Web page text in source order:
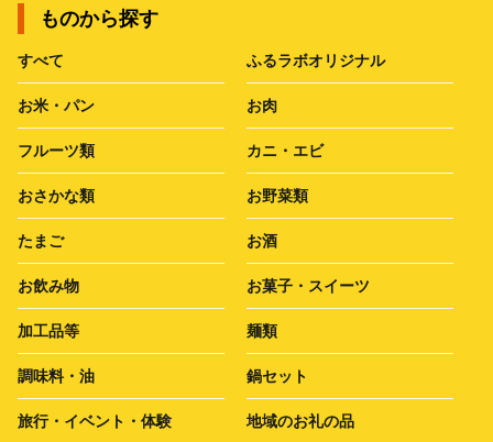
ものから探す
すべて ふるラボオリジナル
お米・パン お肉
フルーツ類 カニ・エビ
おさかな類 お野菜類
たまご お酒
お飲み物 お菓子・スイーツ
加工品等 麺類
調味料・油 鍋セット
旅行・イベント・体験 地域のお礼の品